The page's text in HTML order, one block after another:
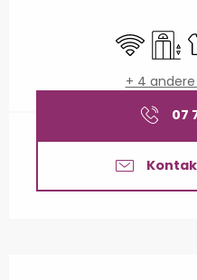
Wi-Fi Aufzug
+ 4
07